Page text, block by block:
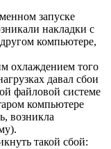
запуске
накладки с
компьютере,
охлаждением того
давал сбои
файловой системе
компьютере
возникла
такой сбой: